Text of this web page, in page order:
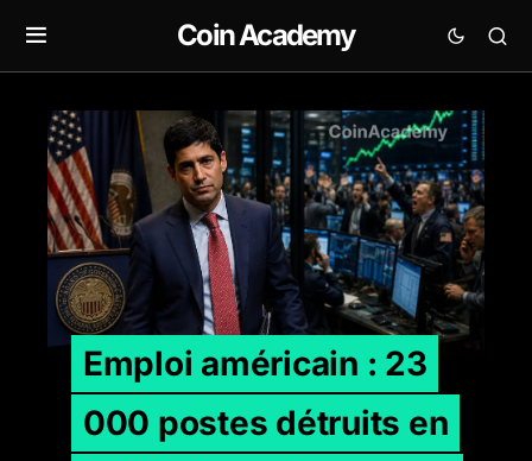
Coin Academy
Emploi américain : 23 000 postes détruits en juillet,
Emploi américain : 23
000 postes détruits en